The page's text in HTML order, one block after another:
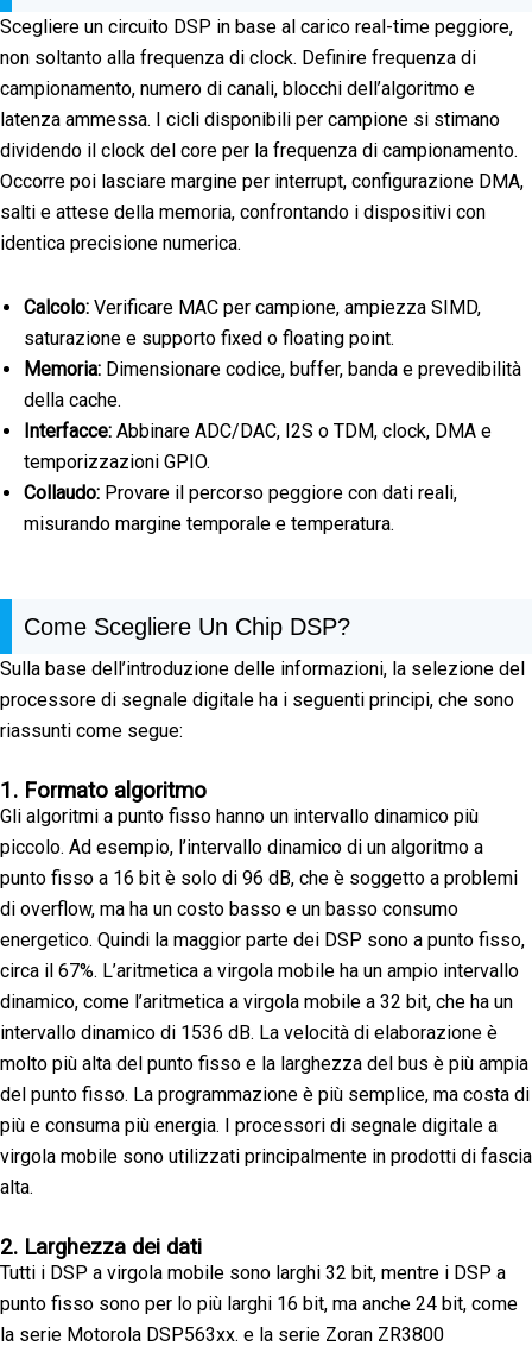
Scegliere un circuito DSP in base al carico real-time peggiore,
non soltanto alla frequenza di clock. Definire frequenza di
campionamento, numero di canali, blocchi dell’algoritmo e
latenza ammessa. I cicli disponibili per campione si stimano
dividendo il clock del core per la frequenza di campionamento.
Occorre poi lasciare margine per interrupt, configurazione DMA,
salti e attese della memoria, confrontando i dispositivi con
identica precisione numerica.
Calcolo: Verificare MAC per campione, ampiezza SIMD,
saturazione e supporto fixed o floating point.
Memoria: Dimensionare codice, buffer, banda e prevedibilità
della cache.
Interfacce: Abbinare ADC/DAC, I2S o TDM, clock, DMA e
temporizzazioni GPIO.
Collaudo: Provare il percorso peggiore con dati reali,
misurando margine temporale e temperatura.
Come Scegliere Un Chip DSP?
Sulla base dell’introduzione delle informazioni, la selezione del
processore di segnale digitale ha i seguenti principi, che sono
riassunti come segue:
1. Formato algoritmo
Gli algoritmi a punto fisso hanno un intervallo dinamico più
piccolo. Ad esempio, l’intervallo dinamico di un algoritmo a
punto fisso a 16 bit è solo di 96 dB, che è soggetto a problemi
di overflow, ma ha un costo basso e un basso consumo
energetico. Quindi la maggior parte dei DSP sono a punto fisso,
circa il 67%. L’aritmetica a virgola mobile ha un ampio intervallo
dinamico, come l’aritmetica a virgola mobile a 32 bit, che ha un
intervallo dinamico di 1536 dB. La velocità di elaborazione è
molto più alta del punto fisso e la larghezza del bus è più ampia
del punto fisso. La programmazione è più semplice, ma costa di
più e consuma più energia. I processori di segnale digitale a
virgola mobile sono utilizzati principalmente in prodotti di fascia
alta.
2. Larghezza dei dati
Tutti i DSP a virgola mobile sono larghi 32 bit, mentre i DSP a
punto fisso sono per lo più larghi 16 bit, ma anche 24 bit, come
la serie Motorola DSP563xx. e la serie Zoran ZR3800